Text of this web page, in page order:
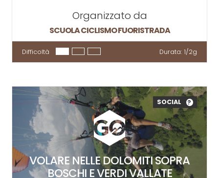
Organizzato da
SCUOLA CICLISMO FUORISTRADA
Difficoltà Durata: 1/2g
VOLARE NELLE DOLOMITI SOPRA
BOSCHI E VERDI VALLATE
SOCIAL ?